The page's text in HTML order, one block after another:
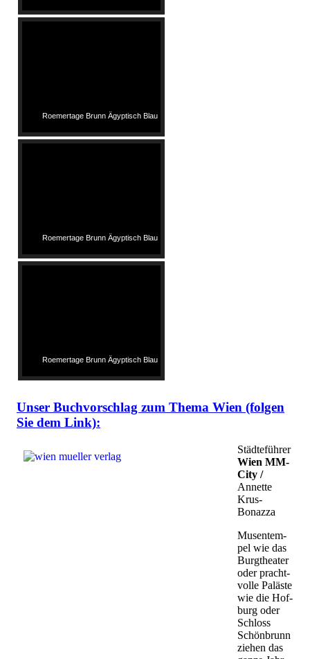
Roemertage Brunn Ägyptisch Blau
Roemertage Brunn Ägyptisch Blau
Roemertage Brunn Ägyptisch Blau
Unser Buchvorschlag zum Thema Wien (folgen
Sie dem Link):
Städteführer
Wien MM-
City /
Annette
Krus-
Bonazza
Mu­sen­tem­
pel wie das
Burg­thea­ter
oder pracht­
vol­le Pa­läs­te
wie die Hof­
burg oder
Schloss
Schön­brunn
zie­hen das